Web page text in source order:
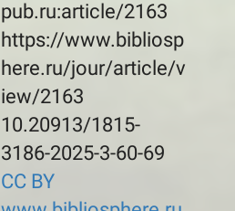
pub.ru:article/2163
https://www.bibliosp
here.ru/jour/article/v
iew/2163
10.20913/1815-
3186-2025-3-60-69
CC BY